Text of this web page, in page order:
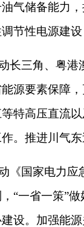
气储备能力
节性电源建
长三角、粤
源要素保障
特高压直流
。推进川气
《国家电力
“一省一策”
设。加强能